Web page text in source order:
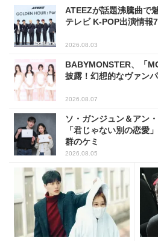
ATEEZが話題沸騰曲で
テレビ K-POP出演情報
2026.08.03
BABYMONSTER、「
披露！幻想的なヴァン
2026.08.07
ソ・ガンジュン＆アン
「君じゃない別の恋愛
群のケミ
2026.08.05